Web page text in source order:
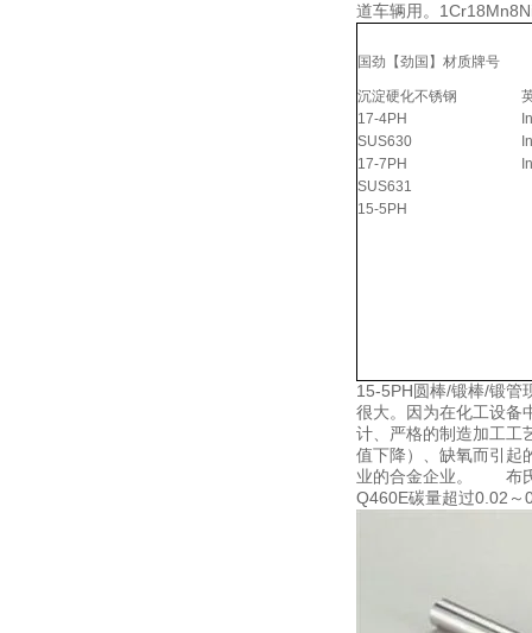
道车辆用。
国劲【劲国】材质牌号
沉淀硬化不锈钢
17-4PH
SUS630
17-7PH
SUS631
15-5PH
15-5PH圆棒/锻棒/锻
很大。因为在化工设备
计、严格的制造加工
值下降）、缺氧而引起
业的合金企业。 布氏
Q460E碳量超过0.02～